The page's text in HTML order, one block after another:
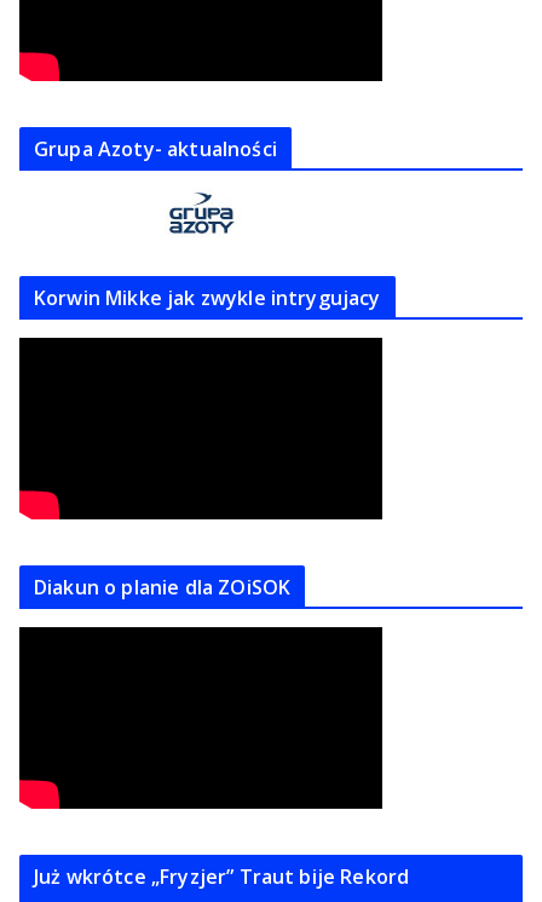
Grupa Azoty- aktualności
Korwin Mikke jak zwykle intrygujacy
Diakun o planie dla ZOiSOK
Już wkrótce „Fryzjer” Traut bije Rekord